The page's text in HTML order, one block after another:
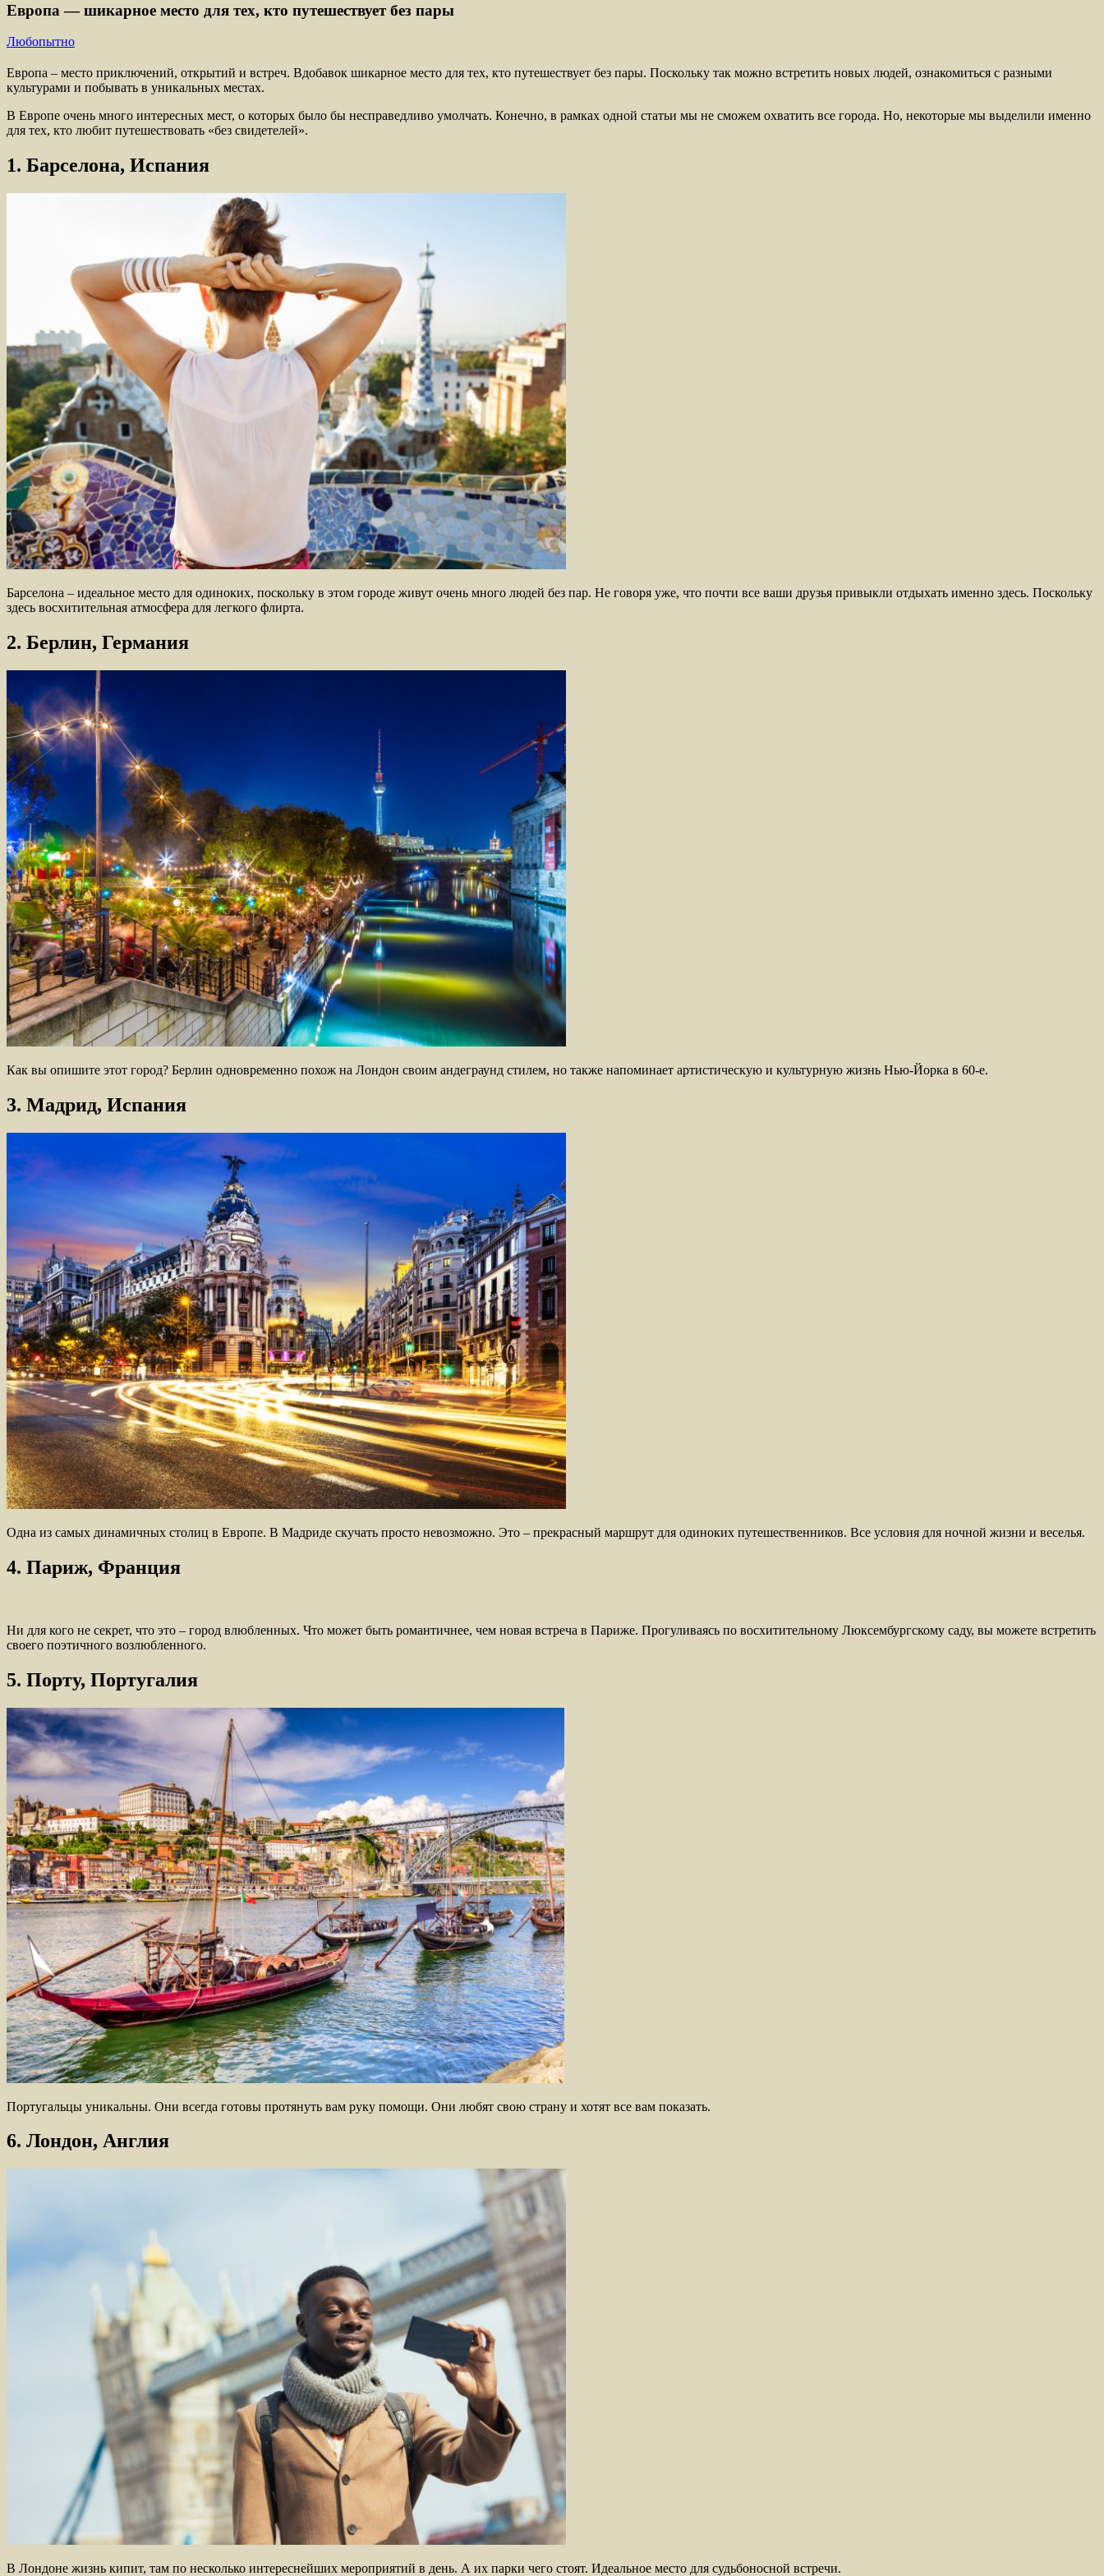
Европа — шикарное место для тех, кто путешествует без пары
Любопытно
Европа – место приключений, открытий и встреч. Вдобавок шикарное место для тех, кто путешествует без пары. Поскольку так можно встретить новых людей, ознакомиться с разными
культурами и побывать в уникальных местах.
В Европе очень много интересных мест, о которых было бы несправедливо умолчать. Конечно, в рамках одной статьи мы не сможем охватить все города. Но, некоторые мы выделили именно
для тех, кто любит путешествовать «без свидетелей».
1. Барселона, Испания
Барселона – идеальное место для одиноких, поскольку в этом городе живут очень много людей без пар. Не говоря уже, что почти все ваши друзья привыкли отдыхать именно здесь. Поскольку
здесь восхитительная атмосфера для легкого флирта.
2. Берлин, Германия
Как вы опишите этот город? Берлин одновременно похож на Лондон своим андеграунд стилем, но также напоминает артистическую и культурную жизнь Нью-Йорка в 60-е.
3. Мадрид, Испания
Одна из самых динамичных столиц в Европе. В Мадриде скучать просто невозможно. Это – прекрасный маршрут для одиноких путешественников. Все условия для ночной жизни и веселья.
4. Париж, Франция
Ни для кого не секрет, что это – город влюбленных. Что может быть романтичнее, чем новая встреча в Париже. Прогуливаясь по восхитительному Люксембургскому саду, вы можете встретить
своего поэтичного возлюбленного.
5. Порту, Португалия
Португальцы уникальны. Они всегда готовы протянуть вам руку помощи. Они любят свою страну и хотят все вам показать.
6. Лондон, Англия
В Лондоне жизнь кипит, там по несколько интереснейших мероприятий в день. А их парки чего стоят. Идеальное место для судьбоносной встречи.